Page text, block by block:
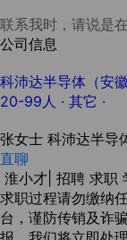
联系我时，请说是在
公司信息
科沛达半导体（安
20-99人 · 其它 ·
张女士 科沛达半导
直聊
淮小才| 招聘 求职
求职过程请勿缴纳
台，谨防传销及诈